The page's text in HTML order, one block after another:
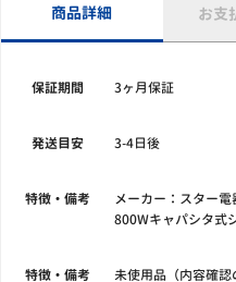
商品詳細 お支
保証期間 3ヶ月保証
発送目安 3-4日後
特徴・備考
メーカー：スター
800Wキャパシタ式
特徴・備考 未使用品（内容確認